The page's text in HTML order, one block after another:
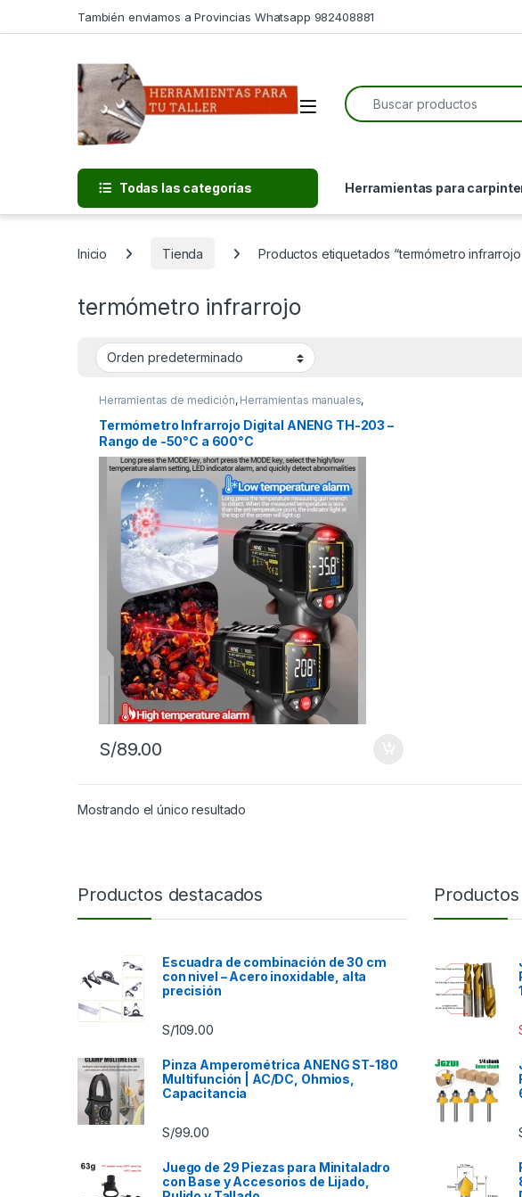
También enviamos a Provincias Whatsapp 982408881
Open
Search for:
Todas las categorías Herramientas para
Inicio Tienda Productos etiquetados “termómetro
termómetro infrarrojo
Herramientas de medición, Herramientas manuales,
Herramientas para mecánica
Termómetro Infrarrojo Digital ANENG TH-203 –
Rango de -50°C a 600°C
S/89.00
Mostrando el único resultado
Productos destacados
Escuadra de combinación de 30 cm
con nivel – Acero inoxidable, alta
precisión
S/109.00
Pinza Amperométrica ANENG ST-180
Multifunción | AC/DC, Ohmios,
Capacitancia
S/99.00
Juego de 29 Piezas para Minitaladro
con Base y Accesorios de Lijado,